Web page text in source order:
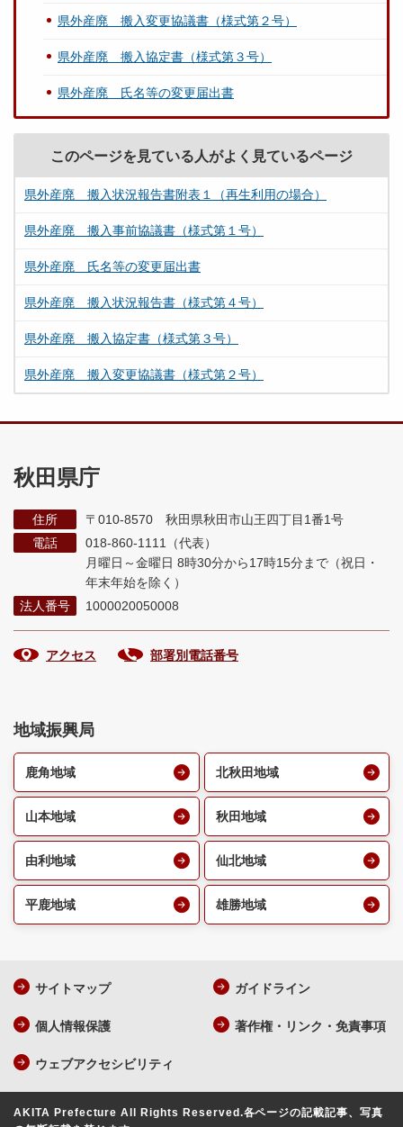
県外産廃 搬入変更協議書（様式第２号）
県外産廃 搬入協定書（様式第３号）
県外産廃 氏名等の変更届出書
このページを見ている人がよく見ているページ
県外産廃 搬入状況報告書附表１（再生利用の場合）
県外産廃 搬入事前協議書（様式第１号）
県外産廃 氏名等の変更届出書
県外産廃 搬入状況報告書（様式第４号）
県外産廃 搬入協定書（様式第３号）
県外産廃 搬入変更協議書（様式第２号）
秋田県庁
住所
〒010-8570 秋田県秋田市山王四丁目1番1号
電話
018-860-1111（代表）
月曜日～金曜日 8時30分から17時15分まで （祝日・
年末年始を除く）
法人番号
1000020050008
アクセス 部署別電話番号
地域振興局
鹿角地域 北秋田地域
山本地域 秋田地域
由利地域 仙北地域
平鹿地域 雄勝地域
サイトマップ ガイドライン
個人情報保護 著作権・リンク・免責事項
ウェブアクセシビリティ
AKITA Prefecture All Rights Reserved.各ページの記載記事、写真